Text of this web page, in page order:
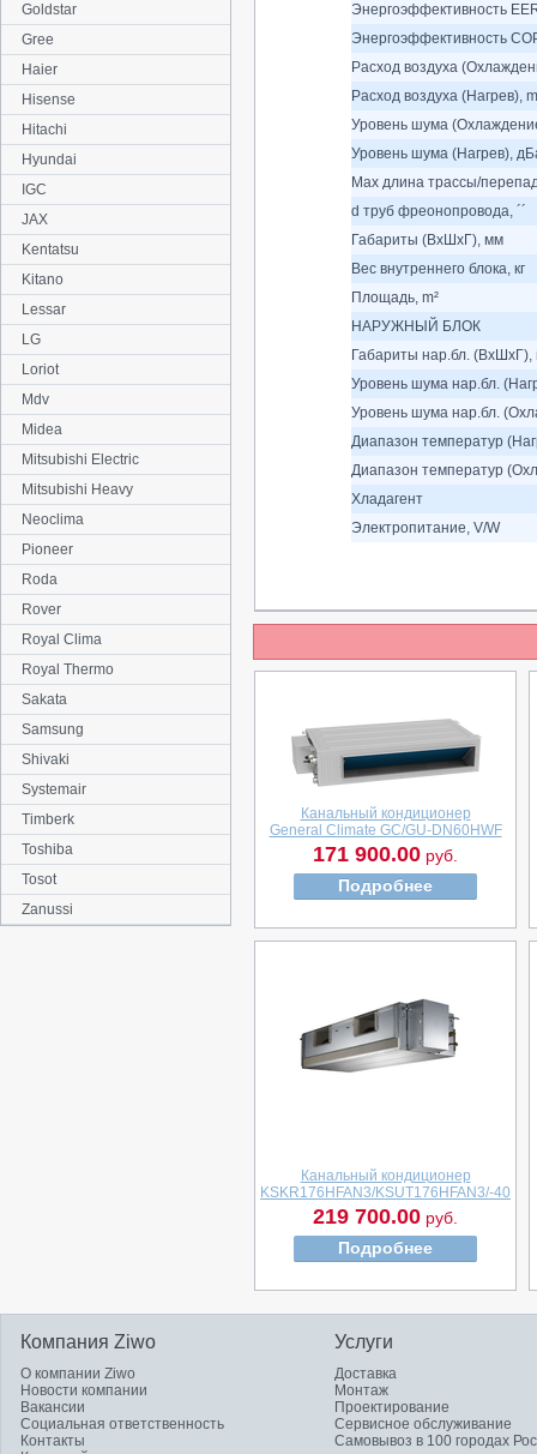
Энергоэффективность
Энергоэффективность
Расход воздуха
Расход воздуха (Нагрев),
Уровень шума
Уровень шума (Нагрев),
Max длина трассы/
d труб фреонопровода, ´´
Габариты (ВхШхГ), мм
Вес внутреннего блока, кг
Площадь, m²
НАРУЖНЫЙ БЛОК
Габариты нар.бл. (ВхШхГ),
Уровень шума нар.бл.
Уровень шума нар.бл.
Диапазон температур
Диапазон температур
Хладагент
Электропитание, V/W
Канальный кондиционер
General Climate GC/GU-DN60HWF
171 900.00 руб.
Подробнее
Канальный кондиционер
KSKR176HFAN3/KSUT176HFAN3/-40
219 700.00 руб.
Подробнее
Goldstar
Gree
Haier
Hisense
Hitachi
Hyundai
IGC
JAX
Kentatsu
Kitano
Lessar
LG
Loriot
Mdv
Midea
Mitsubishi Electric
Mitsubishi Heavy
Neoclima
Pioneer
Roda
Rover
Royal Clima
Royal Thermo
Sakata
Samsung
Shivaki
Systemair
Timberk
Toshiba
Tosot
Zanussi
Компания Ziwo
О компании Ziwo
Новости компании
Вакансии
Социальная ответственность
Контакты
Услуги
Доставка
Монтаж
Проектирование
Сервисное обслуживание
Самовывоз в 100 городах